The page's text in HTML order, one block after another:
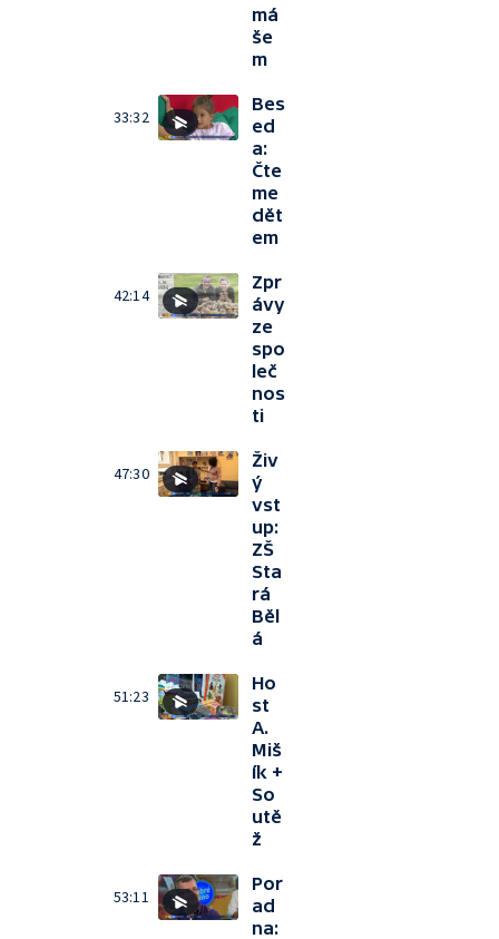
má
še
m
33:32
Bes
ed
a:
Čte
me
dět
em
42:14
Zpr
ávy
ze
spo
leč
nos
ti
47:30
Živ
ý
vst
up:
ZŠ
Sta
rá
Běl
á
51:23
Ho
st
A.
Miš
ík +
So
utě
ž
53:11
Por
ad
na: